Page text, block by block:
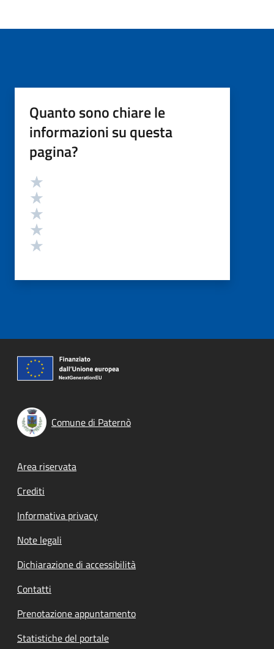
Quanto sono chiare le
informazioni su questa
pagina?
Valutazione
Comune di Paternò
Footer menu
Area riservata
Crediti
Informativa privacy
Note legali
Dichiarazione di accessibilità
Contatti
Prenotazione appuntamento
Statistiche del portale